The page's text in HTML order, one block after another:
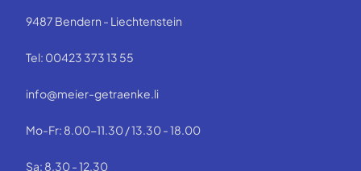
9487 Bendern - Liechtenstein
Tel: 00423 373 13 55
info@meier-getraenke.li
Mo-Fr: 8.00-11.30 / 13.30 - 18.00
Sa: 8.30 - 12.30